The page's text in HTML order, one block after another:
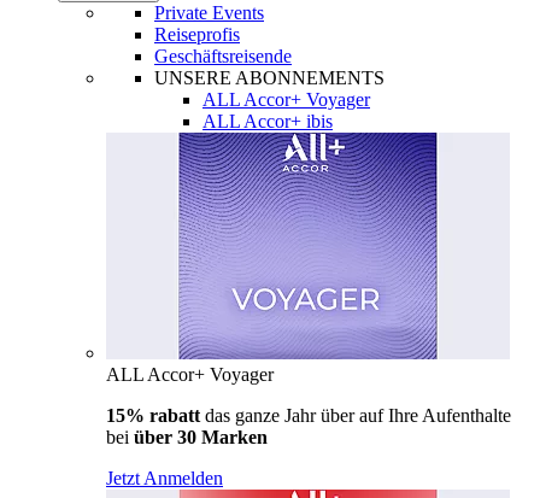
Private Events
Reiseprofis
Geschäftsreisende
UNSERE ABONNEMENTS
ALL Accor+ Voyager
ALL Accor+ ibis
ALL Accor+ Voyager
15% rabatt das ganze Jahr über auf Ihre Aufenthalte
bei über 30 Marken
Jetzt Anmelden